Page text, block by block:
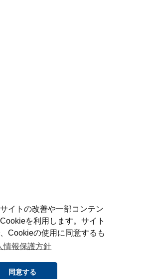
イトの改善や一部コンテン
を利用します。サイト
Cookieの使用に同意するも
情報保護方針
同意する